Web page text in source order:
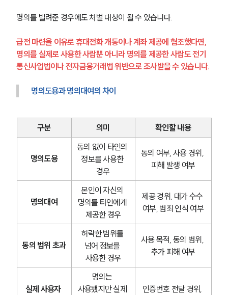
명의를 빌려준 경우에도 처벌 대상이 될 수 있습니다.
급전 마련을 이유로 휴대전화 개통이나 계좌 제공에 협조했다면,
명의를 실제로 사용한 사람뿐 아니라 명의를 제공한 사람도 전기
통신사업법이나 전자금융거래법 위반으로 조사받을 수 있습니다.
명의도용과 명의대여의 차이
구분 의미 확인할 내용
명의도용
동의 없이 타인의
정보를 사용한
경우
동의 여부, 사용 경위,
피해 발생 여부
명의대여
본인이 자신의
명의를 타인에게
제공한 경우
제공 경위, 대가 수수
여부, 범죄 인식 여부
동의 범위 초과
허락한 범위를
넘어 정보를
사용한 경우
사용 목적, 동의 범위,
추가 피해 여부
실제 사용자
명의는
사용됐지만 실제
인증번호 전달 경위,